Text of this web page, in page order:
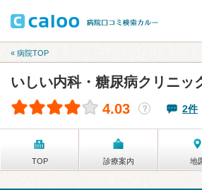
« 病院TOP
いしい内科・糖尿病クリニッ
4.03 ？ 2件
TOP 診療案内 地